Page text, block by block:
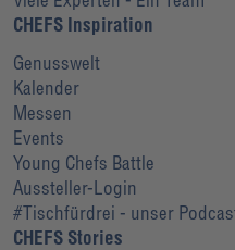
CHEFS Inspiration
Genusswelt
Kalender
Messen
Events
Young Chefs Battle
Aussteller-Login
#Tischfürdrei - unser
CHEFS Stories